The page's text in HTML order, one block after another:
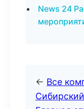
News 24
← Все